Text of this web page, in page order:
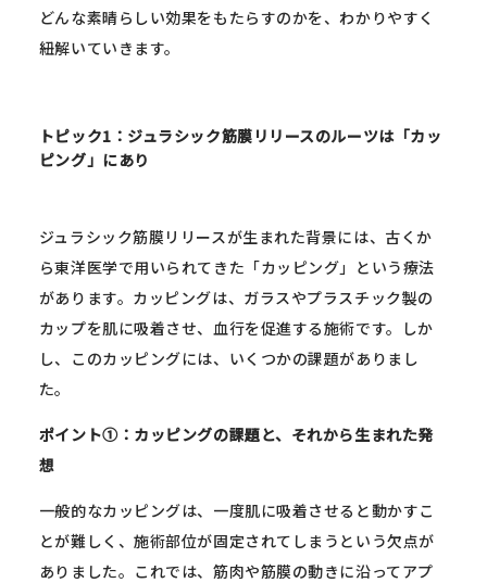
どんな素晴らしい効果をもたらすのかを、わかりやすく
紐解いていきます。
トピック1：ジュラシック筋膜リリースのルーツは「カッ
ピング」にあり
ジュラシック筋膜リリースが生まれた背景には、古くか
ら東洋医学で用いられてきた「カッピング」という療法
があります。カッピングは、ガラスやプラスチック製の
カップを肌に吸着させ、血行を促進する施術です。しか
し、このカッピングには、いくつかの課題がありまし
た。
ポイント①：カッピングの課題と、それから生まれた発
想
一般的なカッピングは、一度肌に吸着させると動かすこ
とが難しく、施術部位が固定されてしまうという欠点が
ありました。これでは、筋肉や筋膜の動きに沿ってアプ